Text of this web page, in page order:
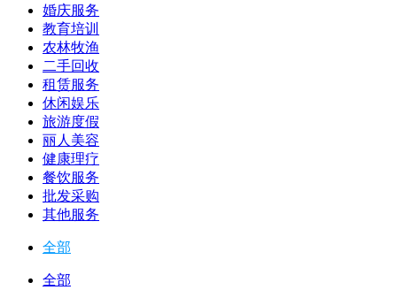
婚庆服务
教育培训
农林牧渔
二手回收
租赁服务
休闲娱乐
旅游度假
丽人美容
健康理疗
餐饮服务
批发采购
其他服务
全部
全部